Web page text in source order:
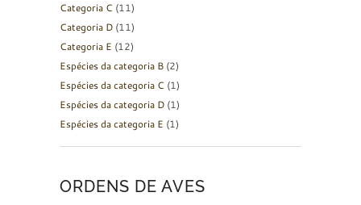
Categoria C (11)
Categoria D (11)
Categoria E (12)
Espécies da categoria B (2)
Espécies da categoria C (1)
Espécies da categoria D (1)
Espécies da categoria E (1)
ORDENS DE AVES